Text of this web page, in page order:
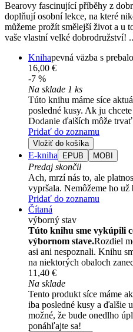
Bearovy fascinující příběhy z
doplňují osobní lekce, na které
můžeme prožít smělejší život a u
vaše vlastní velké dobrodružství!
Knihapevná väzba s
16,00 €
-7 %
Na sklade 1 ks
Túto knihu máme síce
posledné kusy. Ak ju
Dodanie ďalších môže
Pridať do zoznamu
Vložiť do košíka
E-kniha EPUB MOBI
Predaj skončil
Ach, mrzí nás to, ale
vypršala. Nemôžeme ho
Pridať do zoznamu
Čítaná
výborný stav
Túto knihu sme vykúpili
výbornom stave.Rozdiel
asi ani nespoznali. Knihu
na niektorých obaloch
11,40 €
Na sklade
Tento produkt síce máme
iba posledné kusy a ďalšie
možné, že bude onedlho
ponáhľajte sa!